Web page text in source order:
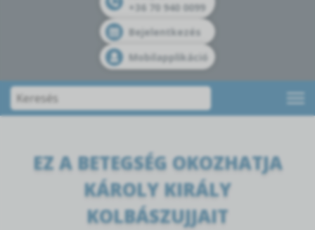
+36 70 940 0099
Bejelentkezés
Mobilapplikáció
EZ A BETEGSÉG OKOZHATJA
KÁROLY KIRÁLY
KOLBÁSZUJJAIT